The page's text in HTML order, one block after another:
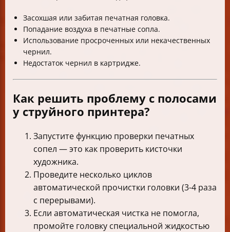
Засохшая или забитая печатная головка.
Попадание воздуха в печатные сопла.
Использование просроченных или некачественных
чернил.
Недостаток чернил в картридже.
Как решить проблему с полосами
у струйного принтера?
Запустите функцию проверки печатных
сопел — это как проверить кисточки
художника.
Проведите несколько циклов
автоматической прочистки головки (3-4 раза
с перерывами).
Если автоматическая чистка не помогла,
промойте головку специальной жидкостью